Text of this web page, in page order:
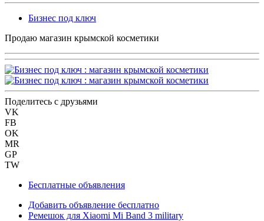
Бизнес под ключ
Продаю магазин крымской косметики
Поделитесь с друзьями
VK
FB
OK
MR
GP
TW
Бесплатные объявления
Добавить объявление бесплатно
Ремешок для Xiaomi Mi Band 3 military